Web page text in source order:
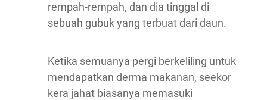
rempah-rempah, dan dia tinggal di
sebuah gubuk yang terbuat dari daun.
Ketika semuanya pergi berkeliling untuk
mendapatkan derma makanan, seekor
kera jahat biasanya memasuki